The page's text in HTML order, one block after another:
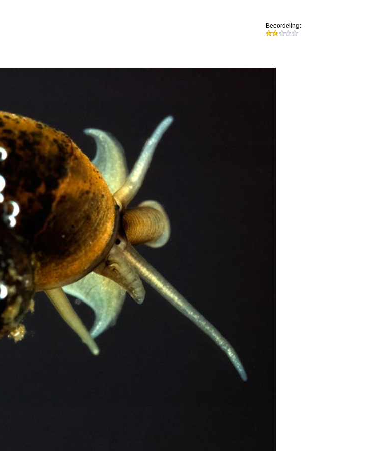
Beoordeling: